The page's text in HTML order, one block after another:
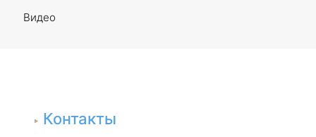
Видео
Контакты